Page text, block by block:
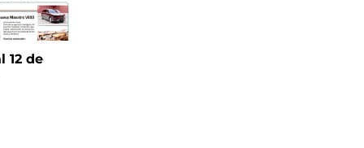
12 de